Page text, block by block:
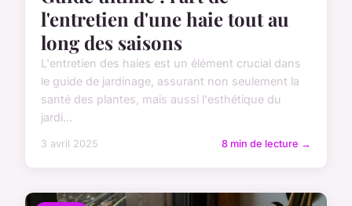
l'entretien d'une haie tout au
long des saisons
L'entretien des haies est un élément crucial dans
le guide de jardinage, assurant non seulement la
santé des plantes, mais aussi l'esthétique du
jardi...
3 avril 2025 8 min de lecture →